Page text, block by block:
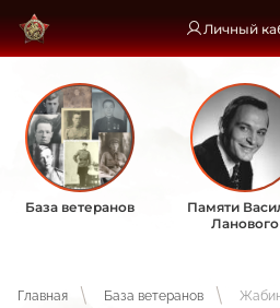
Личный
База ветеранов
Памяти
Ланового
Главная База ветеранов